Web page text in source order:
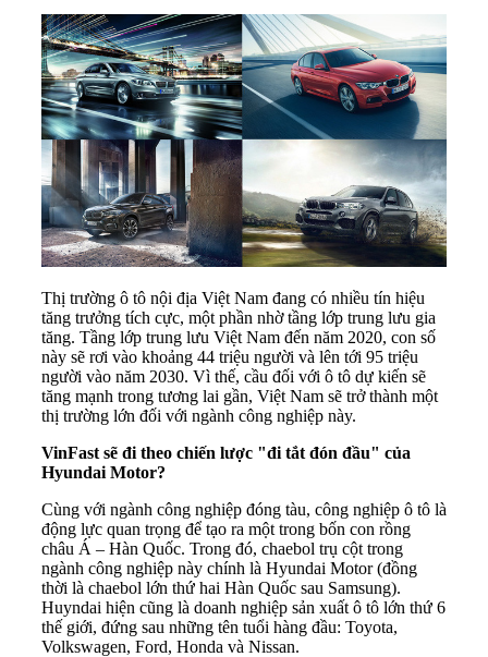
Thị trường ô tô nội địa Việt Nam đang có nhiều tín hiệu
tăng trưởng tích cực, một phần nhờ tầng lớp trung lưu gia
tăng. Tầng lớp trung lưu Việt Nam đến năm 2020, con số
này sẽ rơi vào khoảng 44 triệu người và lên tới 95 triệu
người vào năm 2030. Vì thế, cầu đối với ô tô dự kiến sẽ
tăng mạnh trong tương lai gần, Việt Nam sẽ trở thành một
thị trường lớn đối với ngành công nghiệp này.
VinFast sẽ đi theo chiến lược "đi tắt đón đầu" của
Hyundai Motor?
Cùng với ngành công nghiệp đóng tàu, công nghiệp ô tô là
động lực quan trọng để tạo ra một trong bốn con rồng
châu Á – Hàn Quốc. Trong đó, chaebol trụ cột trong
ngành công nghiệp này chính là Hyundai Motor (đồng
thời là chaebol lớn thứ hai Hàn Quốc sau Samsung).
Huyndai hiện cũng là doanh nghiệp sản xuất ô tô lớn thứ 6
thế giới, đứng sau những tên tuổi hàng đầu: Toyota,
Volkswagen, Ford, Honda và Nissan.